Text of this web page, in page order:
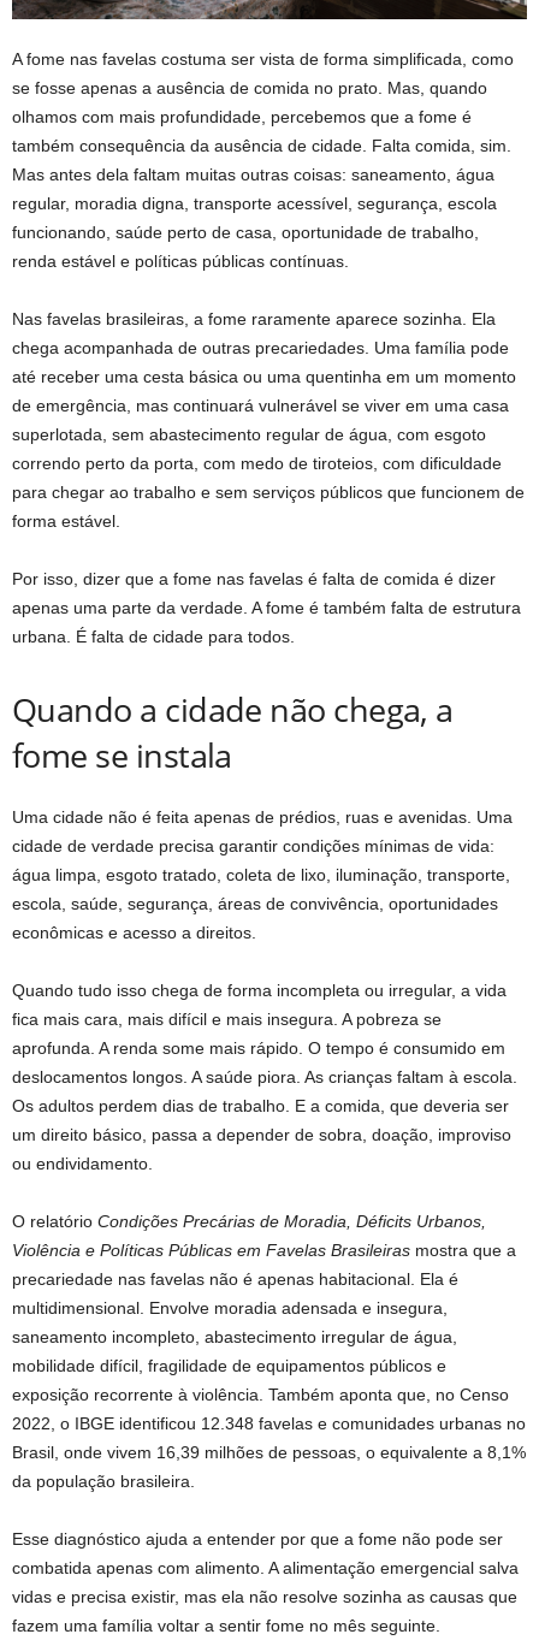
A fome nas favelas costuma ser vista de forma simplificada, como
se fosse apenas a ausência de comida no prato. Mas, quando
olhamos com mais profundidade, percebemos que a fome é
também consequência da ausência de cidade. Falta comida, sim.
Mas antes dela faltam muitas outras coisas: saneamento, água
regular, moradia digna, transporte acessível, segurança, escola
funcionando, saúde perto de casa, oportunidade de trabalho,
renda estável e políticas públicas contínuas.
Nas favelas brasileiras, a fome raramente aparece sozinha. Ela
chega acompanhada de outras precariedades. Uma família pode
até receber uma cesta básica ou uma quentinha em um momento
de emergência, mas continuará vulnerável se viver em uma casa
superlotada, sem abastecimento regular de água, com esgoto
correndo perto da porta, com medo de tiroteios, com dificuldade
para chegar ao trabalho e sem serviços públicos que funcionem de
forma estável.
Por isso, dizer que a fome nas favelas é falta de comida é dizer
apenas uma parte da verdade. A fome é também falta de estrutura
urbana. É falta de cidade para todos.
Quando a cidade não chega, a
fome se instala
Uma cidade não é feita apenas de prédios, ruas e avenidas. Uma
cidade de verdade precisa garantir condições mínimas de vida:
água limpa, esgoto tratado, coleta de lixo, iluminação, transporte,
escola, saúde, segurança, áreas de convivência, oportunidades
econômicas e acesso a direitos.
Quando tudo isso chega de forma incompleta ou irregular, a vida
fica mais cara, mais difícil e mais insegura. A pobreza se
aprofunda. A renda some mais rápido. O tempo é consumido em
deslocamentos longos. A saúde piora. As crianças faltam à escola.
Os adultos perdem dias de trabalho. E a comida, que deveria ser
um direito básico, passa a depender de sobra, doação, improviso
ou endividamento.
O relatório Condições Precárias de Moradia, Déficits Urbanos,
Violência e Políticas Públicas em Favelas Brasileiras mostra que a
precariedade nas favelas não é apenas habitacional. Ela é
multidimensional. Envolve moradia adensada e insegura,
saneamento incompleto, abastecimento irregular de água,
mobilidade difícil, fragilidade de equipamentos públicos e
exposição recorrente à violência. Também aponta que, no Censo
2022, o IBGE identificou 12.348 favelas e comunidades urbanas no
Brasil, onde vivem 16,39 milhões de pessoas, o equivalente a 8,1%
da população brasileira.
Esse diagnóstico ajuda a entender por que a fome não pode ser
combatida apenas com alimento. A alimentação emergencial salva
vidas e precisa existir, mas ela não resolve sozinha as causas que
fazem uma família voltar a sentir fome no mês seguinte.